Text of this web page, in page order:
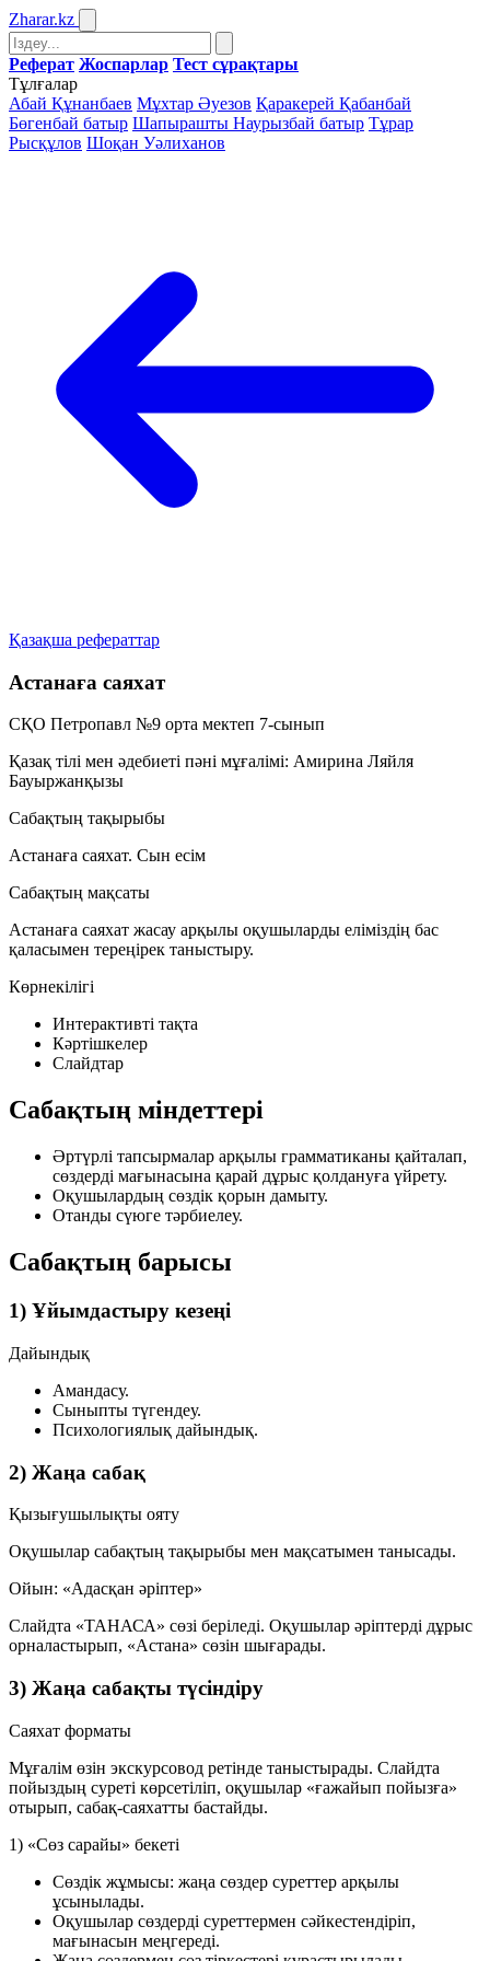
Zharar.kz
Реферат Жоспарлар Тест сұрақтары
Тұлғалар
Абай Құнанбаев Мұхтар Әуезов Қаракерей Қабанбай
Бөгенбай батыр Шапырашты Наурызбай батыр Тұрар
Рысқұлов Шоқан Уәлиханов
Қазақша рефераттар
Астанаға саяхат
СҚО Петропавл №9 орта мектеп 7-сынып
Қазақ тілі мен әдебиеті пәні мұғалімі: Амирина Ляйля
Бауыржанқызы
Сабақтың тақырыбы
Астанаға саяхат. Сын есім
Сабақтың мақсаты
Астанаға саяхат жасау арқылы оқушыларды еліміздің бас
қаласымен тереңірек таныстыру.
Көрнекілігі
Интерактивті тақта
Кәртішкелер
Слайдтар
Сабақтың міндеттері
Әртүрлі тапсырмалар арқылы грамматиканы қайталап,
сөздерді мағынасына қарай дұрыс қолдануға үйрету.
Оқушылардың сөздік қорын дамыту.
Отанды сүюге тәрбиелеу.
Сабақтың барысы
1) Ұйымдастыру кезеңі
Дайындық
Амандасу.
Сыныпты түгендеу.
Психологиялық дайындық.
2) Жаңа сабақ
Қызығушылықты ояту
Оқушылар сабақтың тақырыбы мен мақсатымен танысады.
Ойын: «Адасқан әріптер»
Слайдта «ТАНАСА» сөзі беріледі. Оқушылар әріптерді дұрыс
орналастырып, «Астана» сөзін шығарады.
3) Жаңа сабақты түсіндіру
Саяхат форматы
Мұғалім өзін экскурсовод ретінде таныстырады. Слайдта
пойыздың суреті көрсетіліп, оқушылар «ғажайып пойызға»
отырып, сабақ-саяхатты бастайды.
1) «Сөз сарайы» бекеті
Сөздік жұмысы: жаңа сөздер суреттер арқылы
ұсынылады.
Оқушылар сөздерді суреттермен сәйкестендіріп,
мағынасын меңгереді.